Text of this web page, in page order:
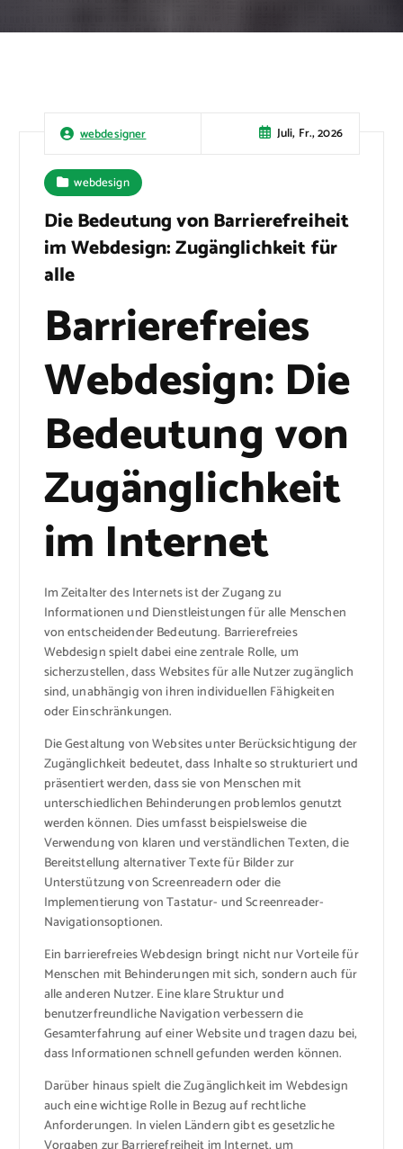
webdesigner Juli, Fr., 2026
webdesign
Die Bedeutung von Barrierefreiheit
im Webdesign: Zugänglichkeit für
alle
Barrierefreies
Webdesign: Die
Bedeutung von
Zugänglichkeit
im Internet
Im Zeitalter des Internets ist der Zugang zu
Informationen und Dienstleistungen für alle Menschen
von entscheidender Bedeutung. Barrierefreies
Webdesign spielt dabei eine zentrale Rolle, um
sicherzustellen, dass Websites für alle Nutzer zugänglich
sind, unabhängig von ihren individuellen Fähigkeiten
oder Einschränkungen.
Die Gestaltung von Websites unter Berücksichtigung der
Zugänglichkeit bedeutet, dass Inhalte so strukturiert und
präsentiert werden, dass sie von Menschen mit
unterschiedlichen Behinderungen problemlos genutzt
werden können. Dies umfasst beispielsweise die
Verwendung von klaren und verständlichen Texten, die
Bereitstellung alternativer Texte für Bilder zur
Unterstützung von Screenreadern oder die
Implementierung von Tastatur- und Screenreader-
Navigationsoptionen.
Ein barrierefreies Webdesign bringt nicht nur Vorteile für
Menschen mit Behinderungen mit sich, sondern auch für
alle anderen Nutzer. Eine klare Struktur und
benutzerfreundliche Navigation verbessern die
Gesamterfahrung auf einer Website und tragen dazu bei,
dass Informationen schnell gefunden werden können.
Darüber hinaus spielt die Zugänglichkeit im Webdesign
auch eine wichtige Rolle in Bezug auf rechtliche
Anforderungen. In vielen Ländern gibt es gesetzliche